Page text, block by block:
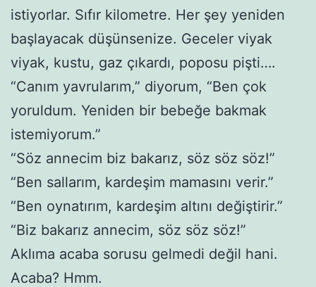
istiyorlar. Sıfır kilometre. Her şey yeniden
başlayacak düşünsenize. Geceler viyak
viyak, kustu, gaz çıkardı, poposu pişti….
“Canım yavrularım,” diyorum, “Ben çok
yoruldum. Yeniden bir bebeğe bakmak
istemiyorum.”
“Söz annecim biz bakarız, söz söz söz!”
“Ben sallarım, kardeşim mamasını verir.”
“Ben oynatırım, kardeşim altını değiştirir.”
“Biz bakarız annecim, söz söz söz!”
Aklıma acaba sorusu gelmedi değil hani.
Acaba? Hmm.